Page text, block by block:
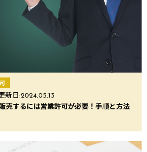
新日:2024.05.13
売するには営業許可が必要！手順と方法